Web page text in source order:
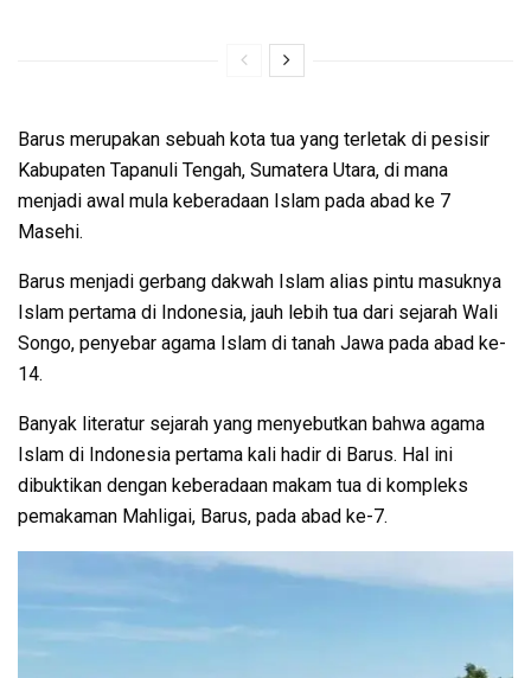
Barus merupakan sebuah kota tua yang terletak di pesisir
Kabupaten Tapanuli Tengah, Sumatera Utara, di mana
menjadi awal mula keberadaan Islam pada abad ke 7
Masehi.
Barus menjadi gerbang dakwah Islam alias pintu masuknya
Islam pertama di Indonesia, jauh lebih tua dari sejarah Wali
Songo, penyebar agama Islam di tanah Jawa pada abad ke-
14.
Banyak literatur sejarah yang menyebutkan bahwa agama
Islam di Indonesia pertama kali hadir di Barus. Hal ini
dibuktikan dengan keberadaan makam tua di kompleks
pemakaman Mahligai, Barus, pada abad ke-7.